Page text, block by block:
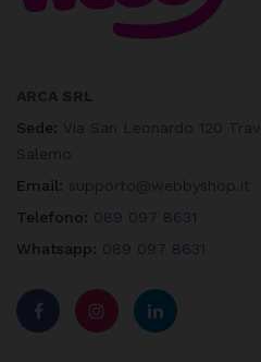
Sede:
Email:
Telefono: 089 097 8631
Whatsapp: 089 097 8631